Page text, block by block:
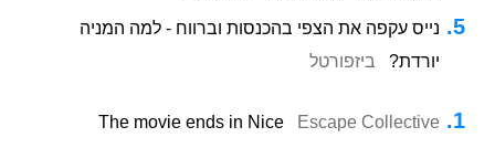
נייס עקפה את הצפי בהכנסות וברווח - למה המניה
יורדת?
ביזפורטל
The movie ends in Nice Escape Collective